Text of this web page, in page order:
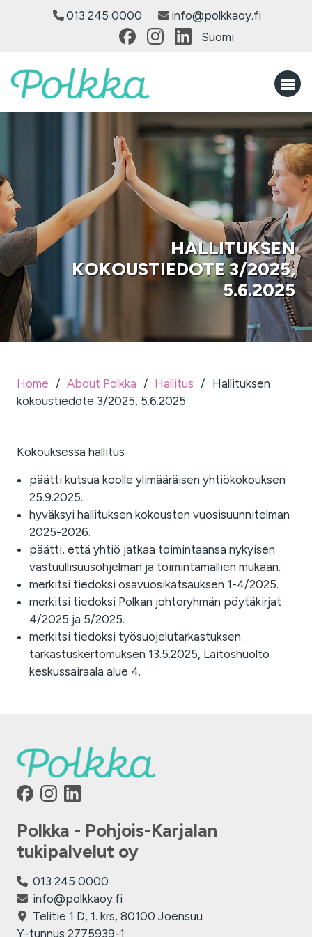
013 245 0000
info@polkkaoy.fi
Suomi
HALLITUKSEN
KOKOUSTIEDOTE 3/2025,
5.6.2025
Home / About Polkka / Hallitus / Hallituksen
kokoustiedote 3/2025, 5.6.2025
Kokouksessa hallitus
päätti kutsua koolle ylimääräisen yhtiökokouksen
25.9.2025.
hyväksyi hallituksen kokousten vuosisuunnitelman
2025-2026.
päätti, että yhtiö jatkaa toimintaansa nykyisen
vastuullisuusohjelman ja toimintamallien mukaan.
merkitsi tiedoksi osavuosikatsauksen 1-4/2025.
merkitsi tiedoksi Polkan johtoryhmän pöytäkirjat
4/2025 ja 5/2025.
merkitsi tiedoksi työsuojelutarkastuksen
tarkastuskertomuksen 13.5.2025, Laitoshuolto
keskussairaala alue 4.
Polkka - Pohjois-Karjalan
tukipalvelut oy
013 245 0000
info@polkkaoy.fi
Telitie 1 D, 1. krs, 80100 Joensuu
Y-tunnus 2775939-1